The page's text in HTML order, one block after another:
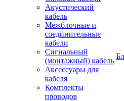
Акустический
кабель
Межблочные и
соединительные
кабели
Сигнальный
(монтажный) кабель
Аксессуары для
кабеля
Комплекты
проводов